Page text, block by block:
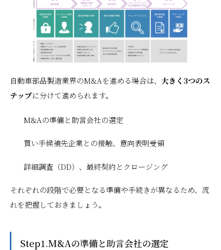
自動車部品製造業界のM&Aを進める場合は、 大きく3つのス
テップに分けて進められます。
M&Aの準備と助言会社の選定
買い手候補先企業との接触、意向表明受領
詳細調査（DD）、最終契約とクロージング
それぞれの段階で必要となる準備や手続きが異なるため、流
れを把握しておきましょう。
Step1.M&Aの準備と助言会社の選定